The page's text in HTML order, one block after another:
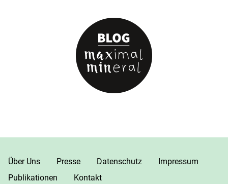
Über Uns Presse Datenschutz
Impressum
Publikationen
Kontakt